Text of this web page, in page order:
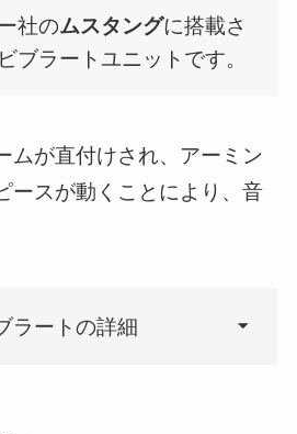
ティング
ること
部分にローラー式サド
社のムスタングに搭載さ
ブラートユニットです。
ムが直付けされ、アーミン
ースが動くことにより、音
ラートの詳細